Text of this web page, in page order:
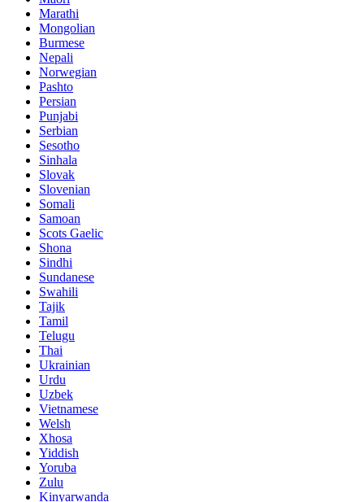
Marathi
Mongolian
Burmese
Nepali
Norwegian
Pashto
Persian
Punjabi
Serbian
Sesotho
Sinhala
Slovak
Slovenian
Somali
Samoan
Scots Gaelic
Shona
Sindhi
Sundanese
Swahili
Tajik
Tamil
Telugu
Thai
Ukrainian
Urdu
Uzbek
Vietnamese
Welsh
Xhosa
Yiddish
Yoruba
Zulu
Kinyarwanda